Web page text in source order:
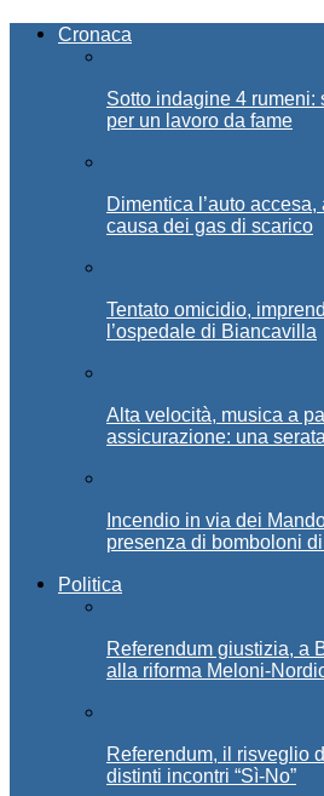
Cronaca
Sotto indagine 4 rumeni:
per un lavoro da fame
Dimentica l’auto
causa dei gas di scarico
Tentato omicidio,
l’ospedale di Biancavilla
Alta velocità, musica a
assicurazione: una
Incendio in via dei
presenza di bomboloni
Politica
Referendum giustizia, a
alla riforma Meloni-
Referendum, il risveglio
distinti incontri “Sì-No”